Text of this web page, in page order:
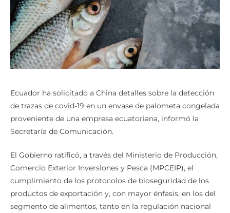
Ecuador ha solicitado a China detalles sobre la detección
de trazas de covid-19 en un envase de palometa congelada
proveniente de una empresa ecuatoriana, informó la
Secretaría de Comunicación.
El Gobierno ratificó, a través del Ministerio de Producción,
Comercio Exterior Inversiones y Pesca (MPCEIP), el
cumplimiento de los protocolos de bioseguridad de los
productos de exportación y, con mayor énfasis, en los del
segmento de alimentos, tanto en la regulación nacional